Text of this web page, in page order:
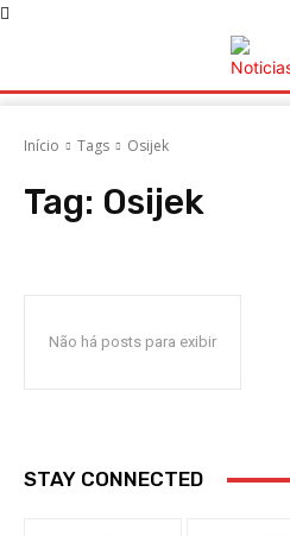
Início Tags Osijek
Tag: Osijek
Não há posts para exibir
STAY CONNECTED